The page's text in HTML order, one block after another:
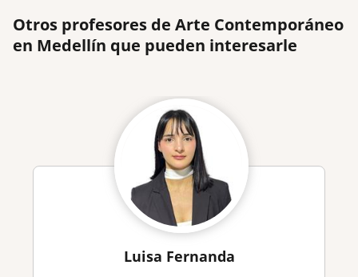
Otros profesores de Arte Contemporáneo
en Medellín que pueden interesarle
Luisa Fernanda